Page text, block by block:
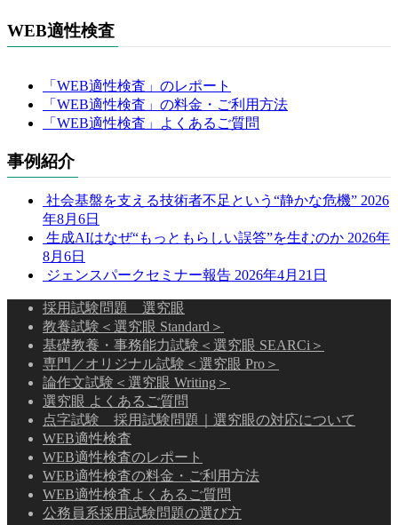
WEB適性検査
「WEB適性検査」のレポート
「WEB適性検査」の料金・ご利用方法
「WEB適性検査」よくあるご質問
事例紹介
社会基盤を支える技術者不足という“静かな危機” 2026
年8月6日
生成AIはなぜ“もっともらしい誤答”を生むのか 2026年
8月6日
ジェンスパークセミナー報告 2026年4月21日
採用試験問題 選究眼
教養試験＜選究眼 Standard＞
基礎教養・事務能力試験＜選究眼 SEARCi＞
専門／オリジナル試験＜選究眼 Pro＞
論作文試験＜選究眼 Writing＞
選究眼 よくあるご質問
点字試験 採用試験問題｜選究眼の対応について
WEB適性検査
WEB適性検査のレポート
WEB適性検査の料金・ご利用方法
WEB適性検査よくあるご質問
公務員系採用試験問題の選び方